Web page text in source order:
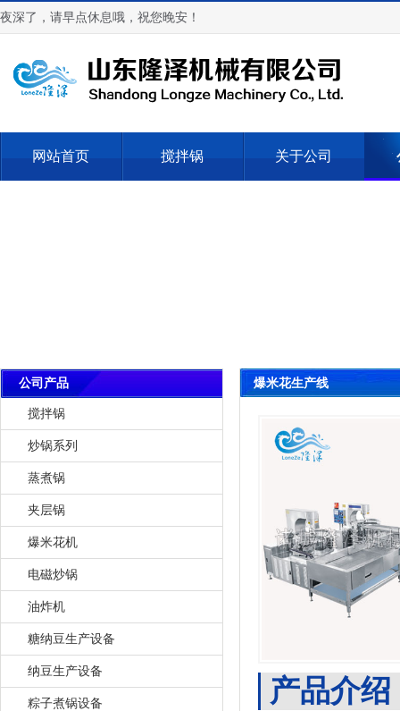
夜深了，请早点休息哦，祝您晚安！
网站首页 搅拌锅 关于公司
公司产品
搅拌锅
炒锅系列
蒸煮锅
夹层锅
爆米花机
电磁炒锅
油炸机
糖纳豆生产设备
纳豆生产设备
粽子煮锅设备
爆米花生产线
产品介绍